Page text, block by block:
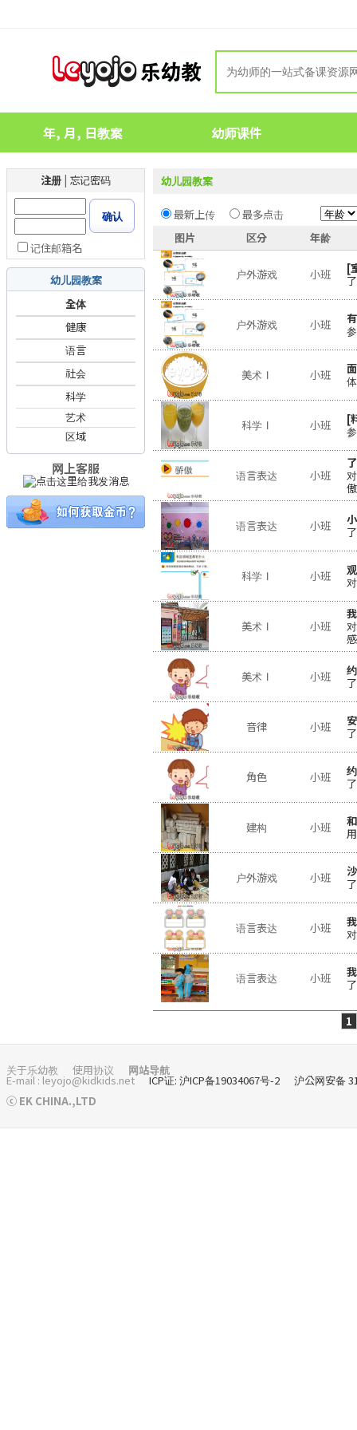
年, 月, 日教案 幼师课件
注册 | 忘记密码
确认
记住邮箱名
幼儿园教案
全体
健康
语言
社会
科学
艺术
区域
网上客服
幼儿园教案
最新上传
最多点击
图片
区分 年龄
户外游戏 小班
[
户外游戏 小班
美术Ⅰ 小班
科学Ⅰ 小班
[
语言表达 小班
语言表达 小班
科学Ⅰ 小班
美术Ⅰ 小班
美术Ⅰ 小班
音律 小班
角色 小班
建构 小班
户外游戏 小班
语言表达 小班
语言表达 小班
1
关于乐幼教 使用协议 网站导航
E-mail : leyojo@kidkids.net ICP证: 沪ICP备19034067号-2
沪公网安备
ⓒ EK CHINA.,LTD